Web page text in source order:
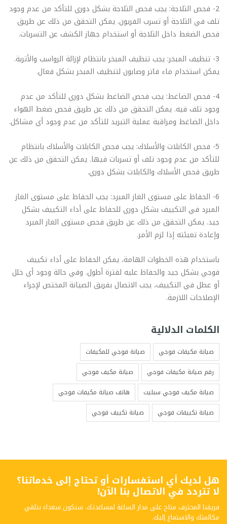
2- فحص الثلاجة: يجب فحص الثلاجة بشكل دوري للتأكد من عدم وجود
تلف في الثلاجة أو تسرب الفريون. يمكن التحقق من ذلك عن طريق
فحص الضغط داخل الثلاجة أو استخدام جهاز الكشف عن التسربات.
3- تنظيف المبخر: يجب تنظيف المبخر بانتظام لإزالة الرواسب والأتربة.
يمكن استخدام ماء فاتر وصابون لتنظيف المبخر بشكل فعال.
4- فحص الضاغط: يجب فحص الضاغط بشكل دوري للتأكد من عدم
وجود تلف فيه. يمكن التحقق من ذلك عن طريق فحص ضغط الهواء
داخل الضاغط ومراقبة عملية التبريد للتأكد من عدم وجود أي مشاكل.
5- فحص الكابلات والأسلاك: يجب فحص الكابلات والأسلاك بانتظام
للتأكد من عدم وجود تلف أو تسربات فيها. يمكن التحقق من ذلك عن
طريق فحص الأسلاك والكابلات بشكل دوري.
6- الحفاظ على مستوى الغاز المبرد: يجب الحفاظ على مستوى الغاز
المبرد في التكييف بشكل دوري للحفاظ على أداء التكييف بشكل
جيد. يمكن التحقق من ذلك عن طريق فحص مستوى الغاز المبرد
وإعادة تعبئته إذا لزم الأمر.
باستخدام هذه الخطوات الهامة، يمكن الحفاظ على أداء تكييف
فوجي بشكل جيد والحفاظ عليه لفترة أطول. وفي حالة وجود أي خلل
أو عطل في التكييف، يجب الاتصال بفريق الصيانة المختص لإجراء
الإصلاحات اللازمة.
الكلمات الدلالية
صيانة مكيفات فوجي
صيانة فوجي للمكيفات
رقم صيانة مكيفات فوجي
صيانة مكيف فوجي
صيانة مكيف فوجي سبليت
هاتف صيانة مكيفات فوجي
صيانة تكييفات فوجي
صيانة تكييف فوجي
هل لديك أي استفسارات أو تحتاج إلى خدماتنا؟
لا تتردد في الاتصال بنا الآن!
فريقنا المحترف متاح على مدار الساعة لمساعدتك. سنكون سعداء بتلقي
مكالمتك والاستماع إليك.